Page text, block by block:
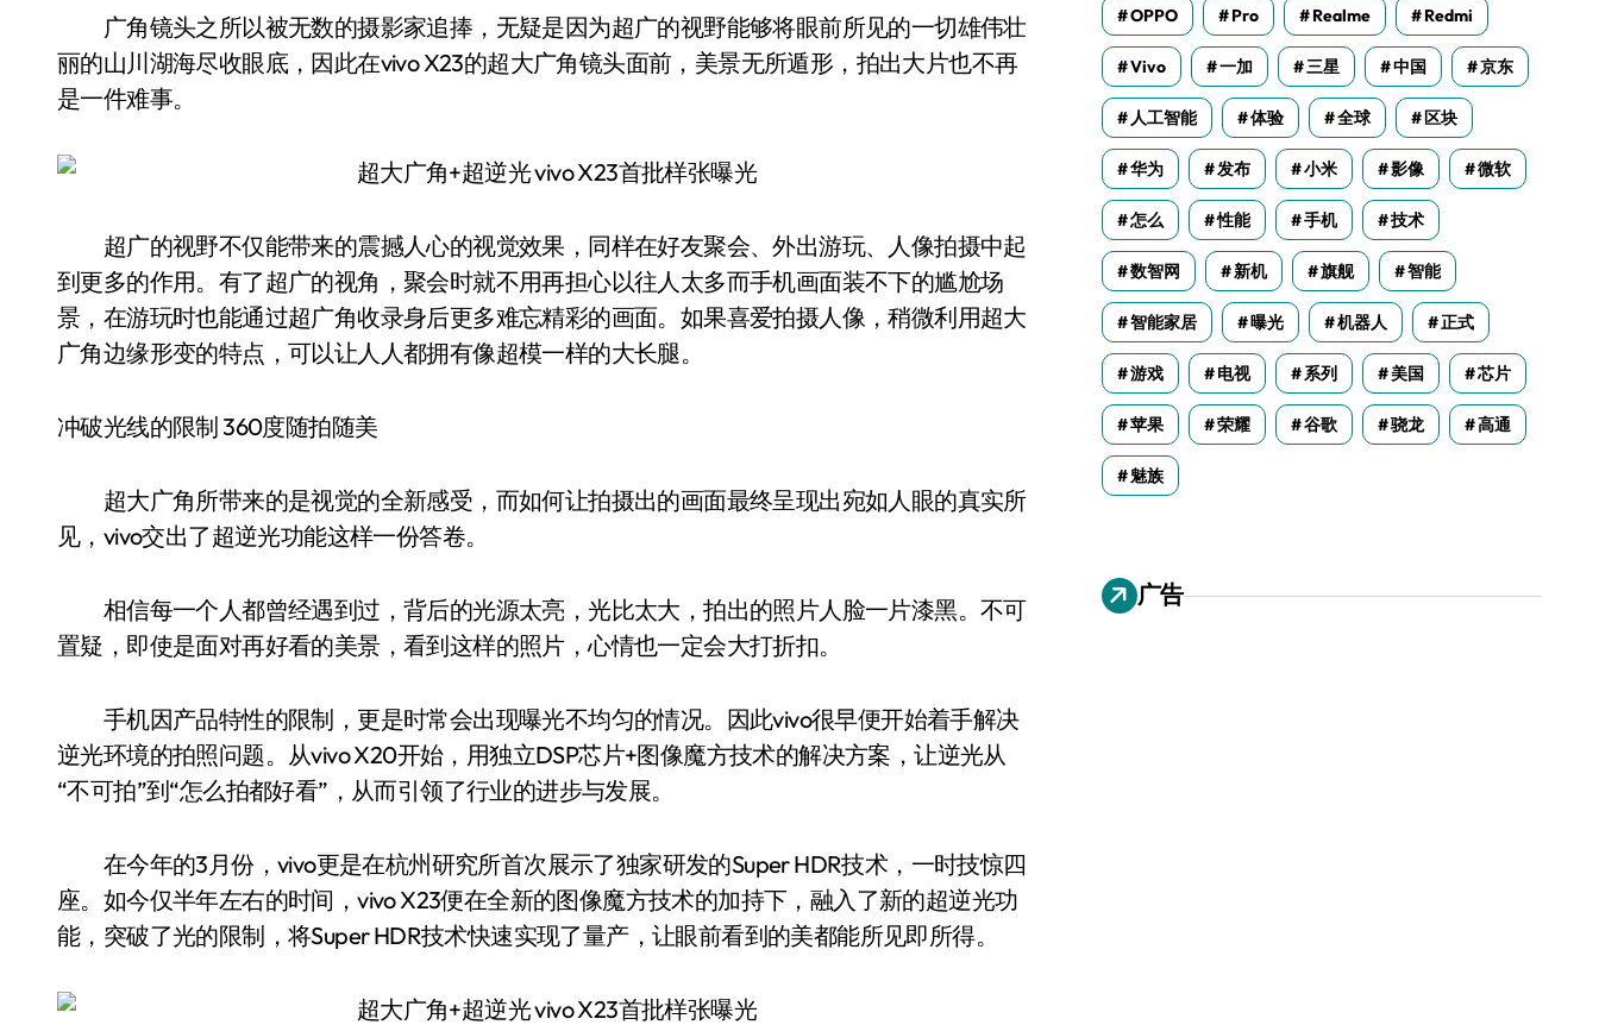
广角镜头之所以被无数的摄影家追捧，无疑是因为超广的视野能够将眼前所见的一切雄伟壮
丽的山川湖海尽收眼底，因此在vivo X23的超大广角镜头面前，美景无所遁形，拍出大片也不再
是一件难事。
超广的视野不仅能带来的震撼人心的视觉效果，同样在好友聚会、外出游玩、人像拍摄中起
到更多的作用。有了超广的视角，聚会时就不用再担心以往人太多而手机画面装不下的尴尬场
景，在游玩时也能通过超广角收录身后更多难忘精彩的画面。如果喜爱拍摄人像，稍微利用超大
广角边缘形变的特点，可以让人人都拥有像超模一样的大长腿。
冲破光线的限制 360度随拍随美
超大广角所带来的是视觉的全新感受，而如何让拍摄出的画面最终呈现出宛如人眼的真实所
见，vivo交出了超逆光功能这样一份答卷。
相信每一个人都曾经遇到过，背后的光源太亮，光比太大，拍出的照片人脸一片漆黑。不可
置疑，即使是面对再好看的美景，看到这样的照片，心情也一定会大打折扣。
手机因产品特性的限制，更是时常会出现曝光不均匀的情况。因此vivo很早便开始着手解决
逆光环境的拍照问题。从vivo X20开始，用独立DSP芯片+图像魔方技术的解决方案，让逆光从
“不可拍”到“怎么拍都好看”，从而引领了行业的进步与发展。
在今年的3月份，vivo更是在杭州研究所首次展示了独家研发的Super HDR技术，一时技惊四
座。如今仅半年左右的时间，vivo X23便在全新的图像魔方技术的加持下，融入了新的超逆光功
能，突破了光的限制，将Super HDR技术快速实现了量产，让眼前看到的美都能所见即所得。
OPPO Pro Realme Redmi
Vivo 一加 三星 中国 京东
人工智能 体验 全球 区块
华为 发布 小米 影像 微软
怎么 性能 手机 技术
数智网 新机 旗舰 智能
智能家居 曝光 机器人 正式
游戏 电视 系列 美国 芯片
苹果 荣耀 谷歌 骁龙 高通
魅族
广告